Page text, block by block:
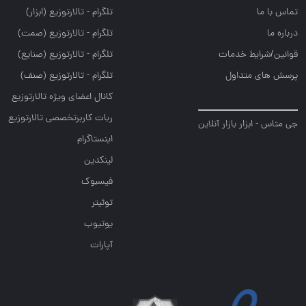
تماس با ما
درباره ما
قوانین/شرایط خدمات
پرسش های متداول
جی متاس - ابزار بازار آنلاین
تلگرام - تالارتوزيع (ابزار)
تلگرام - تالارتوزيع (صمت)
تلگرام - تالارتوزيع (صنايع)
تلگرام - تالارتوزیع (صنف)
کانال اعضای ویژه تالارتوزیع
ربات کاربرتخصصی تالارتوزیع
اینستاگرام
لینکدین
فیسبوک
توئیتر
یوتیوب
آپارات